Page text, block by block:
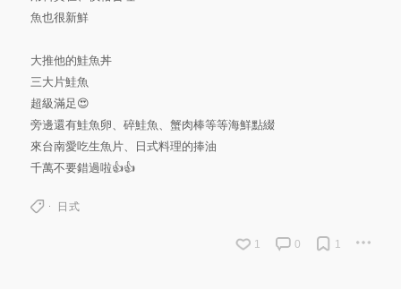
魚也很新鮮
大推他的鮭魚丼
三大片鮭魚
超級滿足😍
旁邊還有鮭魚卵、碎鮭魚、蟹肉棒等等海鮮點綴
來台南愛吃生魚片、日式料理的捧油
千萬不要錯過啦👍👍
日式
1 0 1